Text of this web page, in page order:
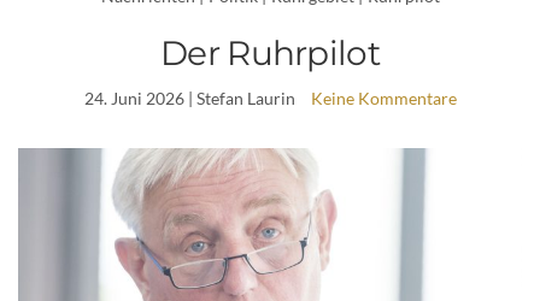
Der Ruhrpilot
24. Juni 2026| Stefan Laurin Keine Kommentare